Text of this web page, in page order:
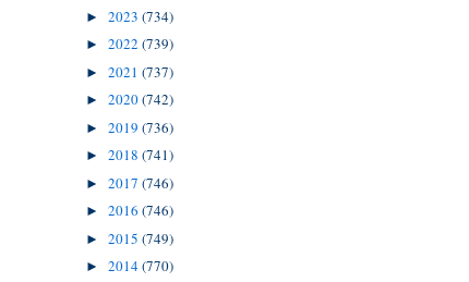
► 2023 (734)
► 2022 (739)
► 2021 (737)
► 2020(742)
► 2019 (736)
► 2018 (741)
► 2017 (746)
► 2016 (746)
► 2015 (749)
► 2014(770)